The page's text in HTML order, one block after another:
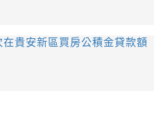
貴安新區買房公積金貸款額